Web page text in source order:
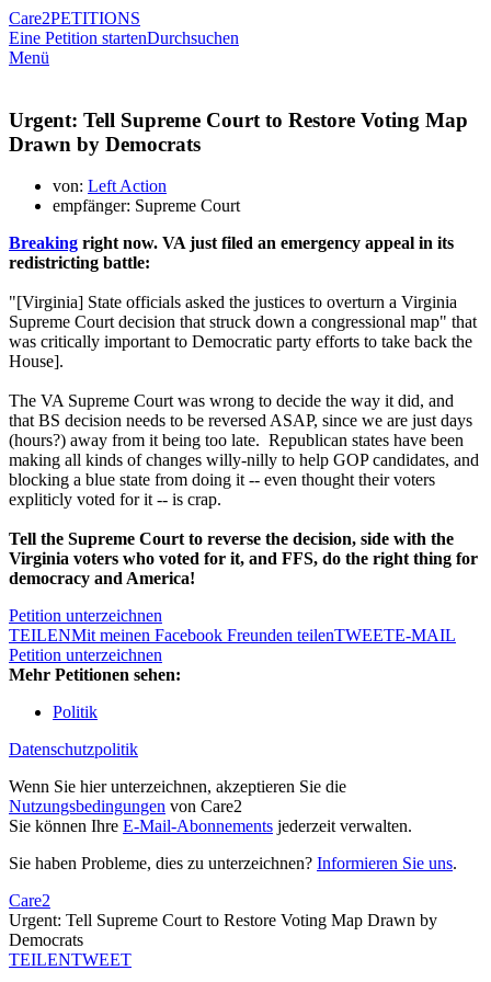
Care2PETITIONS
Eine Petition startenDurchsuchen
Menü
Urgent: Tell Supreme Court to Restore Voting Map
Drawn by Democrats
von: Left Action
empfänger: Supreme Court
Breaking right now. VA just filed an emergency appeal in its
redistricting battle:
"[Virginia] State officials asked the justices to overturn a Virginia
Supreme Court decision that struck down a congressional map" that
was critically important to Democratic party efforts to take back the
House].
The VA Supreme Court was wrong to decide the way it did, and
that BS decision needs to be reversed ASAP, since we are just days
(hours?) away from it being too late. Republican states have been
making all kinds of changes willy-nilly to help GOP candidates, and
blocking a blue state from doing it -- even thought their voters
expliticly voted for it -- is crap.
Tell the Supreme Court to reverse the decision, side with the
Virginia voters who voted for it, and FFS, do the right thing for
democracy and America!
Petition unterzeichnen
TEILENMit meinen Facebook Freunden teilenTWEETE-MAIL
Petition unterzeichnen
Mehr Petitionen sehen:
Politik
Datenschutzpolitik
Wenn Sie hier unterzeichnen, akzeptieren Sie die
Nutzungsbedingungen von Care2
Sie können Ihre E-Mail-Abonnements jederzeit verwalten.
Sie haben Probleme, dies zu unterzeichnen? Informieren Sie uns.
Care2
Urgent: Tell Supreme Court to Restore Voting Map Drawn by
Democrats
TEILENTWEET